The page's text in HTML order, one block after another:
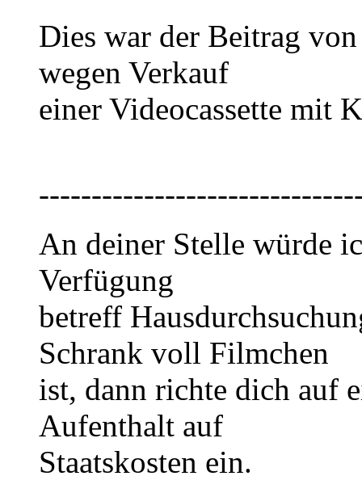
Dies war der Beitrag
wegen Verkauf
einer Videocassette mit
An deiner Stelle würde
Verfügung
betreff
Schrank voll Filmchen
ist, dann richte dich auf
Aufenthalt auf
Staatskosten ein.